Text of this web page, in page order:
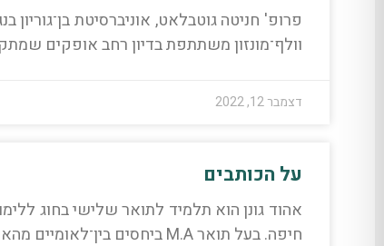
וולף־מונזון משתתפת בדיון רחב אופקים
דצמבר 12, 2022
על הכותבים
אהוד גונן הוא תלמיד לתואר שלישי בחוג
חיפה. בעל תואר M.A ביחסים בין־לאומיים מהאוניברסיטה העברית ותואר